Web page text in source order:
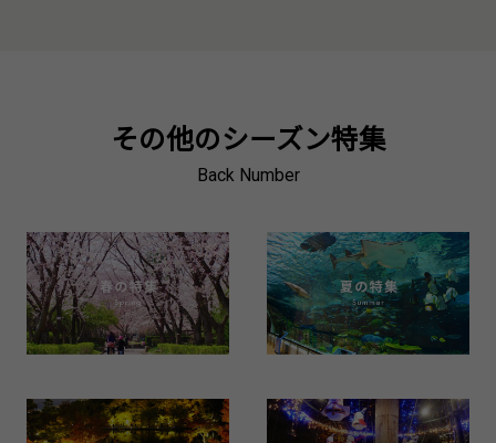
その他のシーズン特集
Back Number